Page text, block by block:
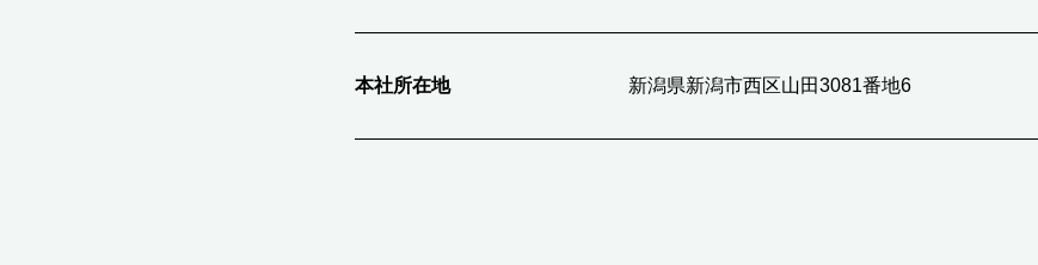
本社所在地 新潟県新潟市西区山田3081番地6